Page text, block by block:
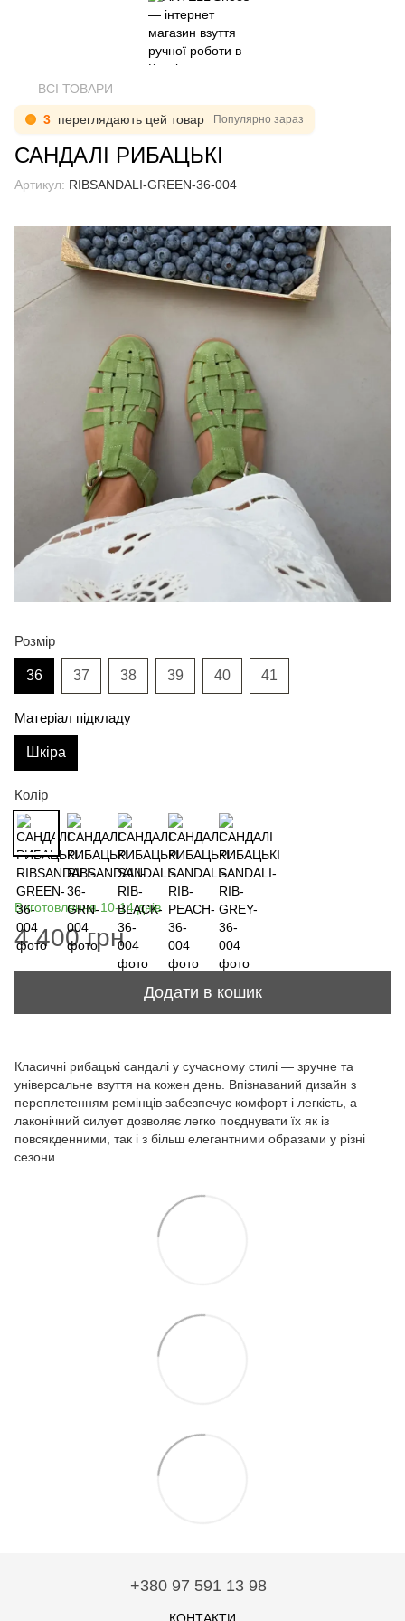
ВСІ ТОВАРИ
3 переглядають цей товар Популярно зараз
САНДАЛІ РИБАЦЬКІ
Артикул: RIBSANDALI-GREEN-36-004
Розмір
36 37 38 39 40 41
Матеріал підкладу
Шкіра
Колір
Виготовлення 10-14 днів
4 400 грн
Додати в кошик
Класичні рибацькі сандалі у сучасному стилі — зручне та
універсальне взуття на кожен день. Впізнаваний дизайн з
переплетенням ремінців забезпечує комфорт і легкість, а
лаконічний силует дозволяє легко поєднувати їх як із
повсякденними, так і з більш елегантними образами у різні
сезони.
+380 97 591 13 98